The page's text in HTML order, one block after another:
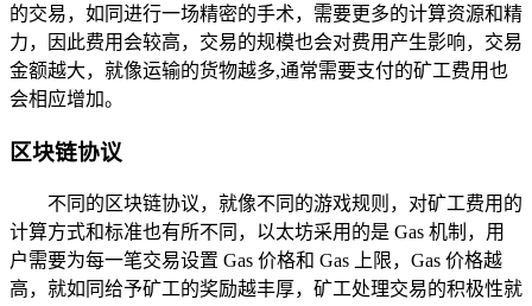
的交易，如同进行一场精密的手术，需要更多的计算资源和精
力，因此费用会较高，交易的规模也会对费用产生影响，交易
金额越大，就像运输的货物越多,通常需要支付的矿工费用也
会相应增加。
区块链协议
不同的区块链协议，就像不同的游戏规则，对矿工费用的
计算方式和标准也有所不同，以太坊采用的是 Gas 机制，用
户需要为每一笔交易设置 Gas 价格和 Gas 上限，Gas 价格越
高，就如同给予矿工的奖励越丰厚，矿工处理交易的积极性就